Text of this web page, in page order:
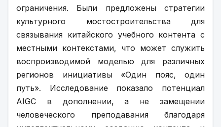
ограничения. Были предложены стратегии
культурного мостостроительства для
связывания китайского учебного контента с
местными контекстами, что может служить
воспроизводимой моделью для различных
регионов инициативы «Один пояс, один
путь». Исследование показало потенциал
AIGC в дополнении, а не замещении
человеческого преподавания благодаря